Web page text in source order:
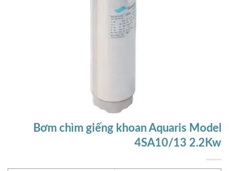
Bơm chìm giếng khoan Aquaris Model
4SA10/13 2.2Kw